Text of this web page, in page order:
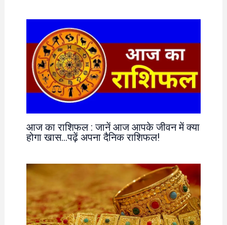
आज का राशिफल : जानें आज आपके जीवन में क्या
होगा खास…पढ़ें अपना दैनिक राशिफल!